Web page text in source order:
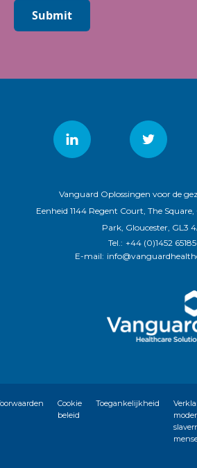
Submit
Vanguard Oplossingen voor de
Eenheid 1144 Regent Court, The
Park, Gloucester, GL3
Tel.: +44 (0)1452
E-mail:
Cookie
beleid
Toegankelijkheid